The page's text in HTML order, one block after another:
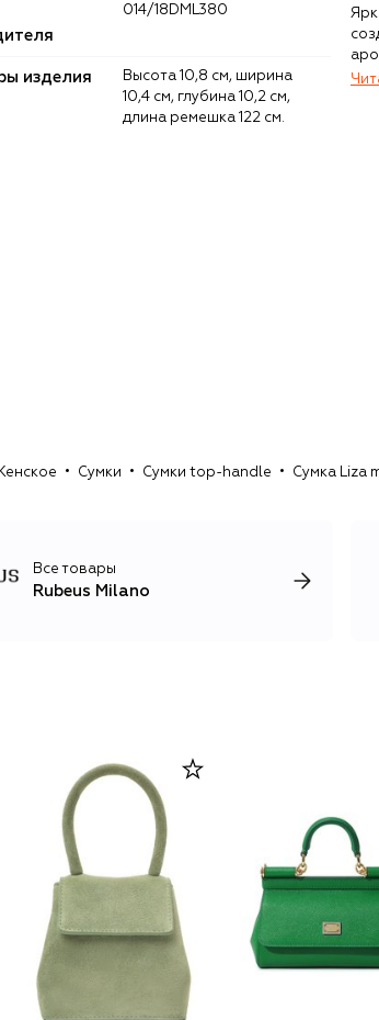
014/18DML380
изделия
Высота 10,8 см, ширина
10,4 см, глубина 10,2 см,
длина ремешка 122 см.
Сумки Сумки top-handle Сумка Liza
Все товары
Rubeus Milano